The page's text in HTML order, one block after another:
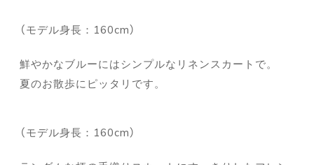
（モデル身長：160cm）
鮮やかなブルーにはシンプルなリネンスカートで。
夏のお散歩にピッタリです。
（モデル身長：160cm）